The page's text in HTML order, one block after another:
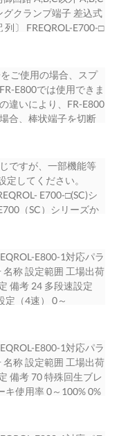
ます。 パルス ＦＭ Ｆ
：セーフティストップ
状態以外 トップ テ -
端子SOC ッ プィモ
検出 出力 ON：内部安
クタ 配線方法が異な
さい。 ＵＳＢ ＵＳＢ
フティストップ入力
シンク)用または接点
用 を兼用しておりま
部トランジスタコモ
DC24V 電源を 使用
を外して、S1端
端子コモン用を短絡
ン（シンク)用または
１００２-２１４Ａ
入力仕様品には T端
クランプ端子 差込式
〕 FREQROL-E700-□
イプには端子 SD を装
ご使用の場合、スプ
E800では使用できま
違いにより、FR-E800
合、棒状端子を切断
電線 サイズにご注意
適用電線サイズ（裸
線サイズ 単線
よって配線処理
理はしないでくださ
タクト㈱製） 適用可
縁スリーブなし AI
AI 0.75-10 0.75
1.25、1.5 AI-TWIN
フ㈱製） 適用可能裸
番 BT 0.75‐11 VC
ですが、一部機能等
してください。
E700-□(SC)シ
（SC）シリーズか
（SC）シリーズでの
場合に以下の表に従っ
を設定してくださ
定値が工場出荷値の
ズのパラメータを変
はありません。 のパ
ーズと 設定 ◎：
定 番号が異なりま
更して設定 ×：
E700（SC）パラメー
パラメータ設定につ
番号 名称 設定範囲
30% 6/4/3/2% 0 トル
E800-1対応パラ
名称 設定範囲 工場出荷
備考 24 多段速設定
定（4速） 0～
◎ 26 多段速設定（6
6速） 0～590Hz,9999
9999 27 多段速設
速パターン選択 0,1,2
機能選択 0,1,2 0 30 回
◎ 32 周波数ジャン
プ 1B 0～
E800-1対応パラ
名称 設定範囲 工場出荷
備考 70 特殊回生ブレ
キ使用率 0～100% 0%
は 1,14→10か 13、